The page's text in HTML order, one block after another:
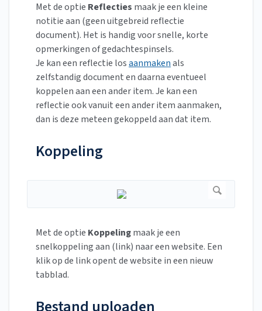
Met de optie Reflecties maak je een kleine
notitie aan (geen uitgebreid reflectie
document). Het is handig voor snelle, korte
opmerkingen of gedachtespinsels.
Je kan een reflectie losaanmakenals
zelfstandig document en daarna eventueel
koppelen aan een ander item. Je kan een
reflectie ook vanuit een ander item aanmaken,
dan is deze meteen gekoppeld aan dat item.
Koppeling
Met de optie Koppelingmaak je een
snelkoppeling aan (link) naar een website. Een
klik op de link opent de website in een nieuw
tabblad.